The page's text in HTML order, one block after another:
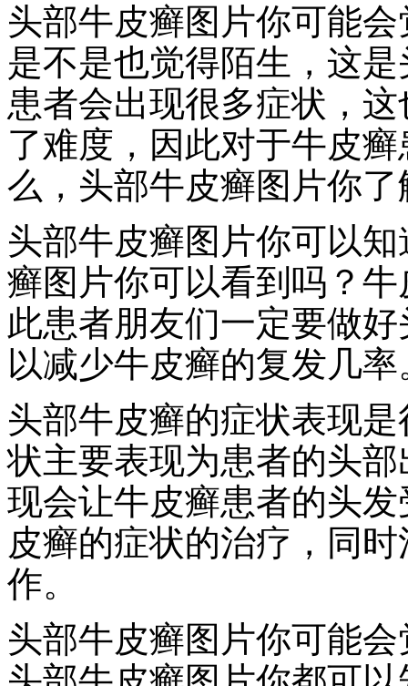
头部牛皮癣图片你可能
是不是也觉得陌生，这
患者会出现很多症状，
了难度，因此对于牛皮
么，头部牛皮癣图片你了
头部牛皮癣图片你可以
癣图片你可以看到吗？
此患者朋友们一定要做
以减少牛皮癣的复发几率
头部牛皮癣的症状表现
状主要表现为患者的头
现会让牛皮癣患者的头
皮癣的症状的治疗，同
作。
头部牛皮癣图片你可能